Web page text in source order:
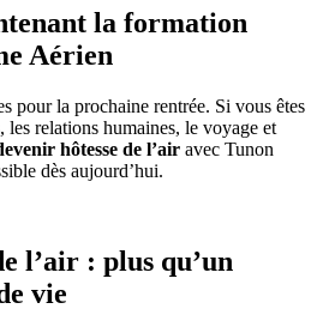
la formation
Aérien
pour la prochaine rentrée. Si vous êtes
les relations humaines, le voyage et
hôtesse de l’air avec Tunon
dès aujourd’hui.
l’air : plus qu’un
vie